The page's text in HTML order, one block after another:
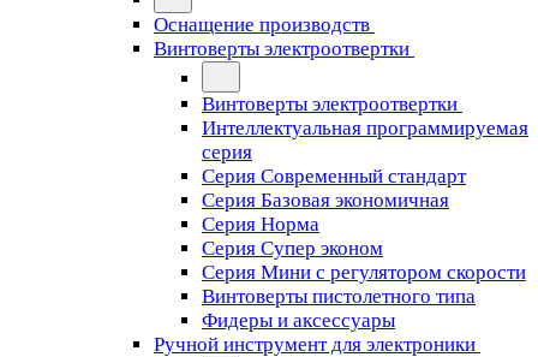
Оснащение производств
Винтоверты электроотвертки
Винтоверты электроотвертки
Интеллектуальная программируемая
серия
Серия Современный стандарт
Серия Базовая экономичная
Серия Норма
Серия Cупер эконом
Серия Мини с регулятором скорости
Винтоверты пистолетного типа
Фидеры и аксессуары
Ручной инструмент для электроники